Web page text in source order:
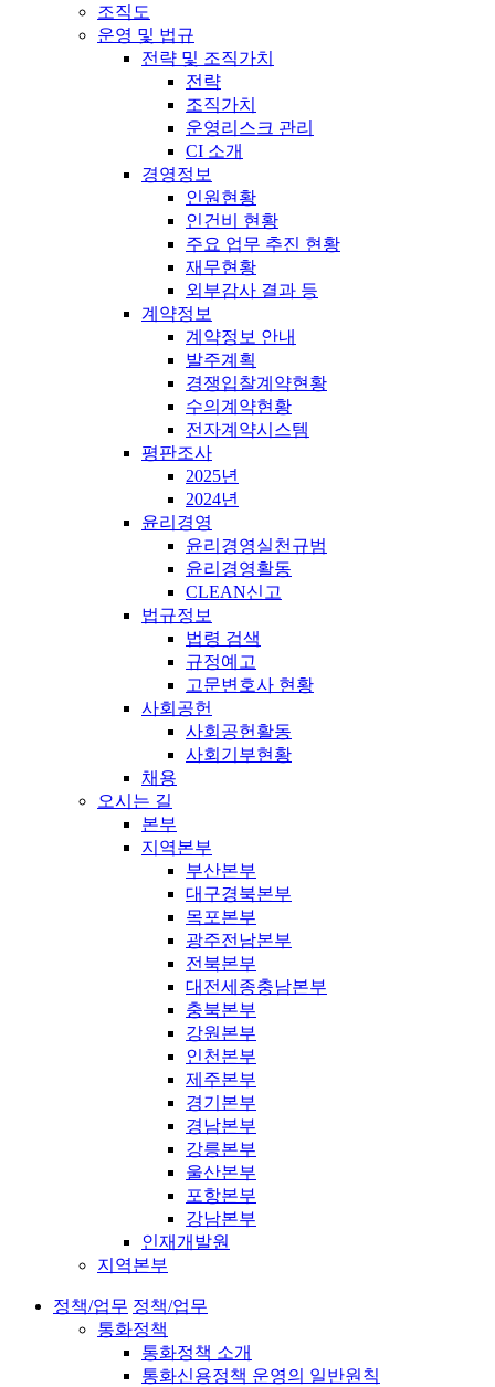
조직도
운영 및 법규
전략 및 조직가치
전략
조직가치
운영리스크 관리
CI 소개
경영정보
인원현황
인건비 현황
주요 업무 추진 현황
재무현황
외부감사 결과 등
계약정보
계약정보 안내
발주계획
경쟁입찰계약현황
수의계약현황
전자계약시스템
평판조사
2025년
2024년
윤리경영
윤리경영실천규범
윤리경영활동
CLEAN신고
법규정보
법령 검색
규정예고
고문변호사 현황
사회공헌
사회공헌활동
사회기부현황
채용
오시는 길
본부
지역본부
부산본부
대구경북본부
목포본부
광주전남본부
전북본부
대전세종충남본부
충북본부
강원본부
인천본부
제주본부
경기본부
경남본부
강릉본부
울산본부
포항본부
강남본부
인재개발원
지역본부
정책/업무 정책/업무
통화정책
통화정책 소개
통화신용정책 운영의 일반원칙